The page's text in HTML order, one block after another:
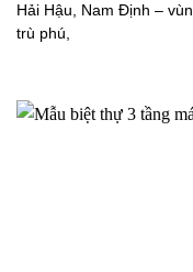
Hải Hậu, Nam Định –
trù phú,